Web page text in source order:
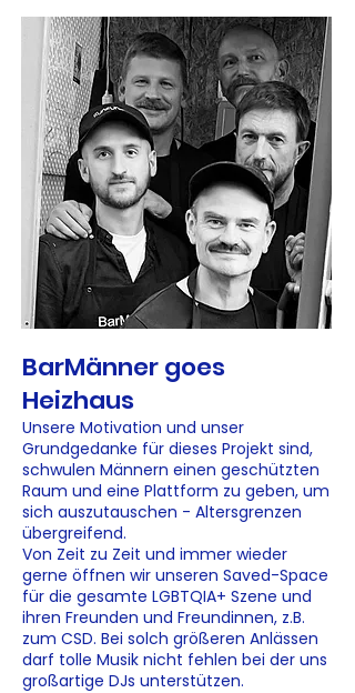
BarMänner goes
Heizhaus
Unsere Motivation und unser
Grundgedanke für dieses Projekt sind,
schwulen Männern einen geschützten
Raum und eine Plattform zu geben, um
sich auszutauschen - Altersgrenzen
übergreifend.
Von Zeit zu Zeit und immer wieder
gerne öffnen wir unseren Saved-Space
für die gesamte LGBTQIA+ Szene und
ihren Freunden und Freundinnen, z.B.
zum CSD. Bei solch größeren Anlässen
darf tolle Musik nicht fehlen bei der uns
großartige DJs unterstützen.